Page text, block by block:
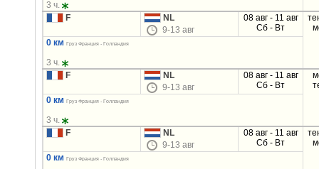
3 ч.
F
NL
9-13 авг
08 авг - 11 авг
Сб - Вт
0 км
Груз Франция - Голландия
3 ч.
F
NL
9-13 авг
08 авг - 11 авг
Сб - Вт
0 км
Груз Франция - Голландия
3 ч.
F
NL
9-13 авг
08 авг - 11 авг
Сб - Вт
0 км
Груз Франция - Голландия